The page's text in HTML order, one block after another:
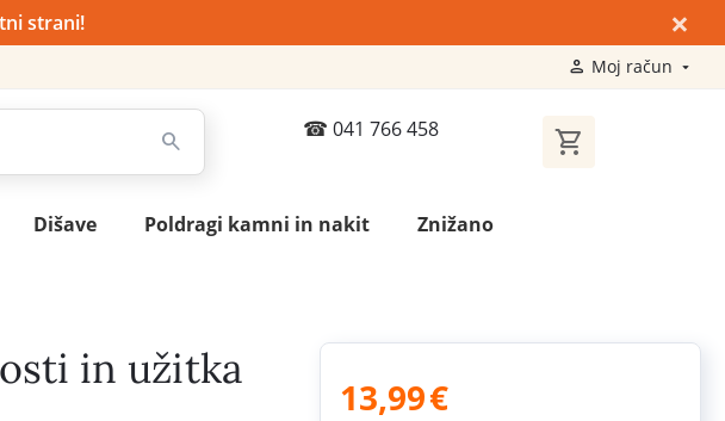
strani! ×
Moj račun
041 766 458
Dišave Poldragi kamni in nakit Znižano
in užitka
13,99€